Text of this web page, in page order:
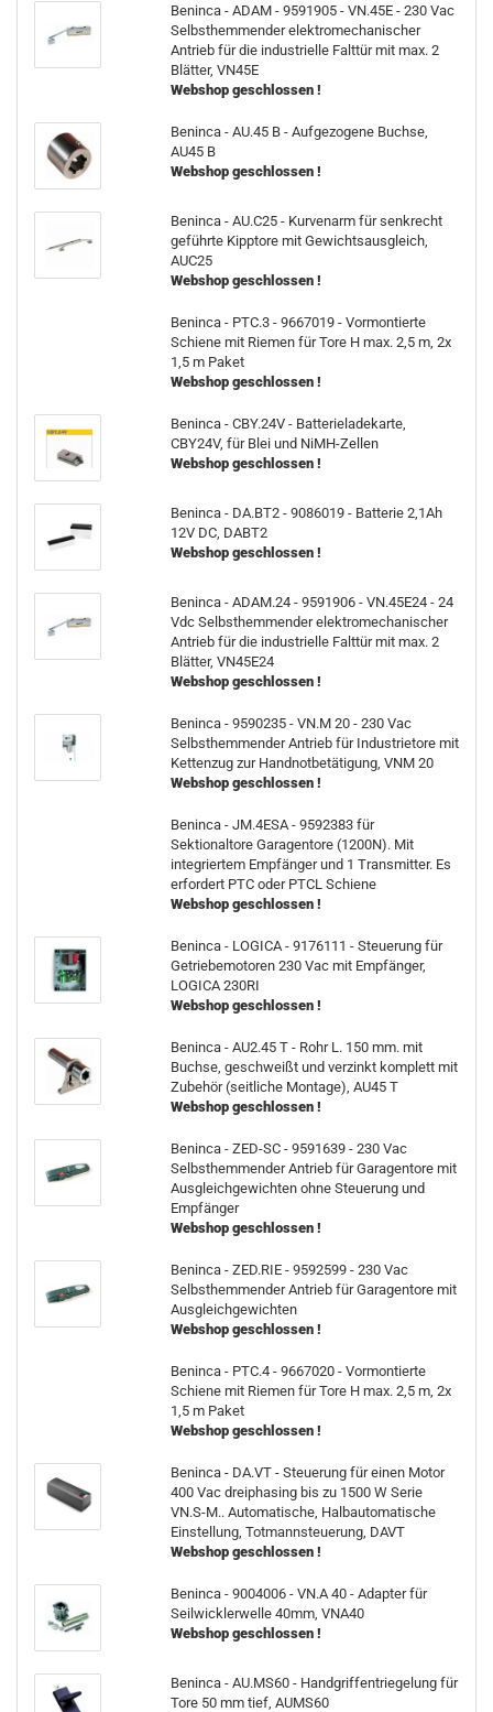
Beninca - ADAM - 9591905 - VN.45E - 230 Vac
Selbsthemmender elektromechanischer
Antrieb für die industrielle Falttür mit max. 2
Blätter, VN45E
Webshop geschlossen !
Beninca - AU.45 B - Aufgezogene Buchse,
AU45 B
Webshop geschlossen !
Beninca - AU.C25 - Kurvenarm für senkrecht
geführte Kipptore mit Gewichtsausgleich,
AUC25
Webshop geschlossen !
Beninca - PTC.3 - 9667019 - Vormontierte
Schiene mit Riemen für Tore H max. 2,5 m, 2x
1,5 m Paket
Webshop geschlossen !
Beninca - CBY.24V - Batterieladekarte,
CBY24V, für Blei und NiMH-Zellen
Webshop geschlossen !
Beninca - DA.BT2 - 9086019 - Batterie 2,1Ah
12V DC, DABT2
Webshop geschlossen !
Beninca - ADAM.24 - 9591906 - VN.45E24 - 24
Vdc Selbsthemmender elektromechanischer
Antrieb für die industrielle Falttür mit max. 2
Blätter, VN45E24
Webshop geschlossen !
Beninca - 9590235 - VN.M 20 - 230 Vac
Selbsthemmender Antrieb für Industrietore mit
Kettenzug zur Handnotbetätigung, VNM 20
Webshop geschlossen !
Beninca - JM.4ESA - 9592383 für
Sektionaltore Garagentore (1200N). Mit
integriertem Empfänger und 1 Transmitter. Es
erfordert PTC oder PTCL Schiene
Webshop geschlossen !
Beninca - LOGICA - 9176111 - Steuerung für
Getriebemotoren 230 Vac mit Empfänger,
LOGICA 230RI
Webshop geschlossen !
Beninca - AU2.45 T - Rohr L. 150 mm. mit
Buchse, geschweißt und verzinkt komplett mit
Zubehör (seitliche Montage), AU45 T
Webshop geschlossen !
Beninca - ZED-SC - 9591639 - 230 Vac
Selbsthemmender Antrieb für Garagentore mit
Ausgleichgewichten ohne Steuerung und
Empfänger
Webshop geschlossen !
Beninca - ZED.RIE - 9592599 - 230 Vac
Selbsthemmender Antrieb für Garagentore mit
Ausgleichgewichten
Webshop geschlossen !
Beninca - PTC.4 - 9667020 - Vormontierte
Schiene mit Riemen für Tore H max. 2,5 m, 2x
1,5 m Paket
Webshop geschlossen !
Beninca - DA.VT - Steuerung für einen Motor
400 Vac dreiphasing bis zu 1500 W Serie
VN.S-M.. Automatische, Halbautomatische
Einstellung, Totmannsteuerung, DAVT
Webshop geschlossen !
Beninca - 9004006 - VN.A 40 - Adapter für
Seilwicklerwelle 40mm, VNA40
Webshop geschlossen !
Beninca - AU.MS60 - Handgriffentriegelung für
Tore 50 mm tief, AUMS60